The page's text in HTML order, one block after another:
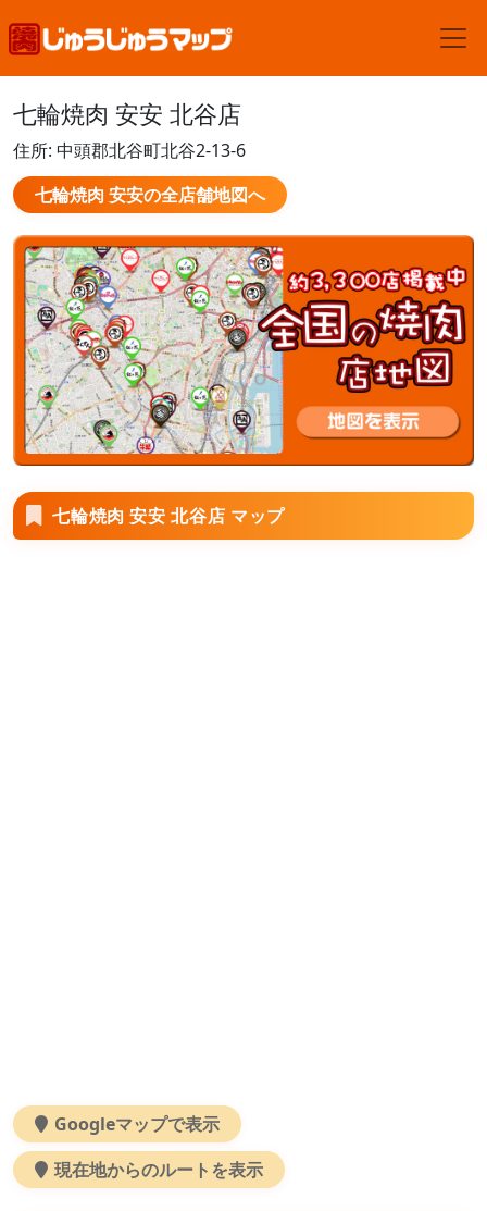
七輪焼肉 安安 北谷店
住所: 中頭郡北谷町北谷2-13-6
七輪焼肉 安安の全店舗地図へ
七輪焼肉 安安 北谷店 マップ
Googleマップで表示
現在地からのルートを表示